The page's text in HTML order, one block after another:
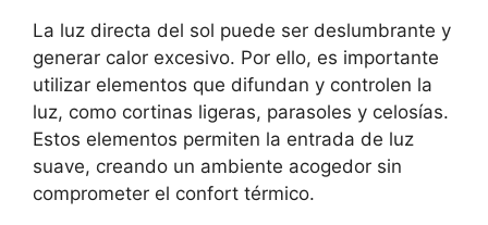
La luz directa del sol puede ser deslumbrante y
generar calor excesivo. Por ello, es importante
utilizar elementos que difundan y controlen la
luz, como cortinas ligeras, parasoles y celosías.
Estos elementos permiten la entrada de luz
suave, creando un ambiente acogedor sin
comprometer el confort térmico.